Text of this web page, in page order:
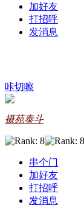
加好友
打招呼
发消息
咔切嚓
摄苑泰斗
串个门
加好友
打招呼
发消息